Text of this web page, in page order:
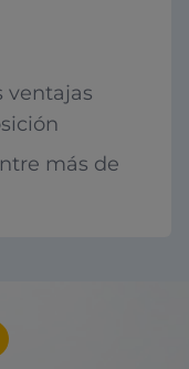
ventajas
más de